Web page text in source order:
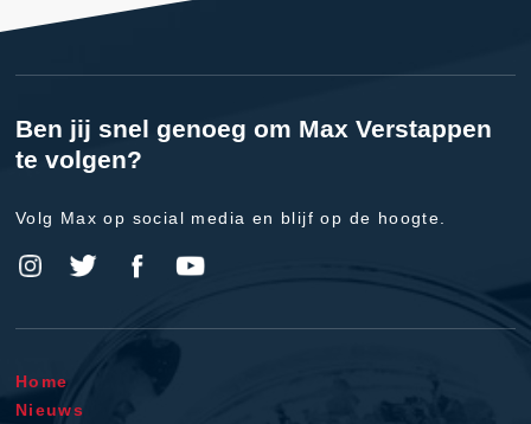
Ben jij snel genoeg om Max Verstappen
te volgen?
Volg Max op social media en blijf op de hoogte.
Home
Nieuws